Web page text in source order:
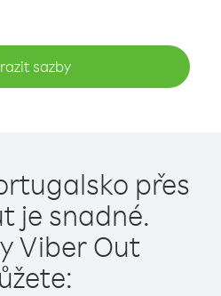
sazby
přes
je snadné.
Viber Out